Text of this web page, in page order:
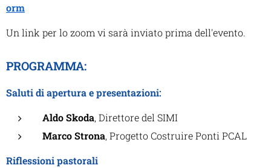
orm
Un link per lo zoom vi sarà inviato prima dell'evento.
PROGRAMMA:
Saluti di apertura e presentazioni:
Aldo Skoda, Direttore del SIMI
Marco Strona, Progetto Costruire Ponti PCAL
Riflessioni pastorali